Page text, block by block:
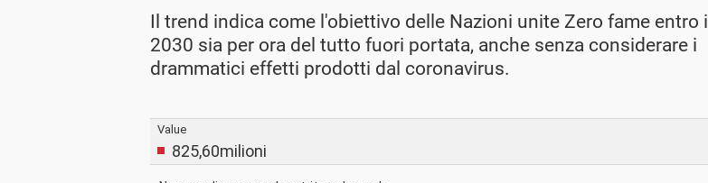
Il trend indica come l'obiettivo delle Nazioni unite Zero fame entro il
2030 sia per ora del tutto fuori portata, anche senza considerare i
drammatici effetti prodotti dal coronavirus.